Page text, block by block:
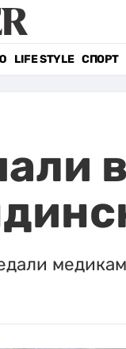
LIFE STYLE СПОРТ